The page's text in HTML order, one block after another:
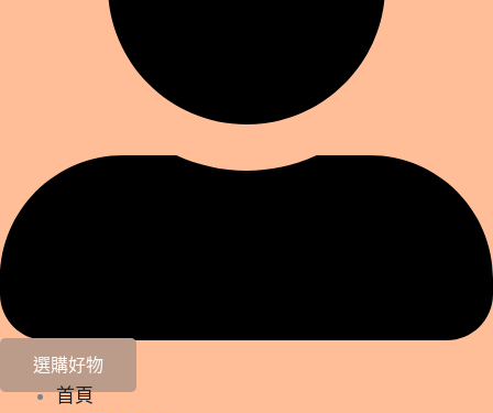
選購好物
首頁